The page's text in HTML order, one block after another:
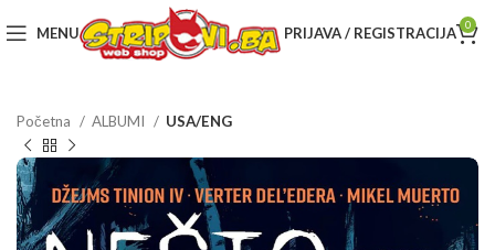
MENU PRIJAVA / REGISTRACIJA 0
Početna ALBUMI USA/ENG